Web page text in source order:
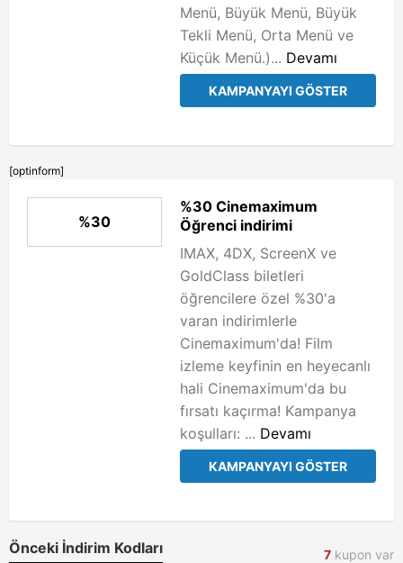
Menü, Büyük Menü, Büyük
Tekli Menü, Orta Menü ve
Küçük Menü.)... Devamı
KAMPANYAYI GÖSTER
[optinform]
%30
%30 Cinemaximum
Öğrenci indirimi
IMAX, 4DX, ScreenX ve
GoldClass biletleri
öğrencilere özel %30'a
varan indirimlerle
Cinemaximum'da! Film
izleme keyfinin en heyecanlı
hali Cinemaximum'da bu
fırsatı kaçırma! Kampanya
koşulları: ... Devamı
KAMPANYAYI GÖSTER
Önceki İndirim Kodları 7 kupon var